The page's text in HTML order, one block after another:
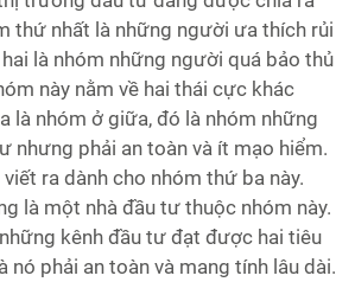
thứ nhất là những người ưa thích rủi
là nhóm những người quá bảo thủ
này nằm về hai thái cực khác
là nhóm ở giữa, đó là nhóm những
nhưng phải an toàn và ít mạo hiểm.
ra dành cho nhóm thứ ba này.
là một nhà đầu tư thuộc nhóm này.
kênh đầu tư đạt được hai tiêu
nó phải an toàn và mang tính lâu dài.